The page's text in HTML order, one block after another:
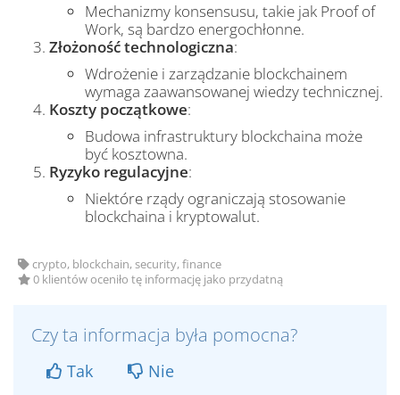
Mechanizmy konsensusu, takie jak Proof of
Work, są bardzo energochłonne.
Złożoność technologiczna:
Wdrożenie i zarządzanie blockchainem
wymaga zaawansowanej wiedzy technicznej.
Koszty początkowe:
Budowa infrastruktury blockchaina może
być kosztowna.
Ryzyko regulacyjne:
Niektóre rządy ograniczają stosowanie
blockchaina i kryptowalut.
crypto, blockchain, security, finance
0 klientów oceniło tę informację jako przydatną
Czy ta informacja była pomocna?
Tak Nie